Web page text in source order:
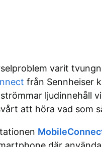
varit
från Sennheiser
ljudinnehåll
att höra vad som